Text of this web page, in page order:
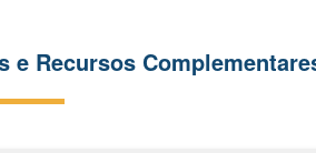
e Recursos